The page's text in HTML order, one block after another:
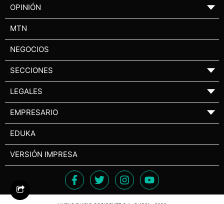
OPINIÓN ▼
MTN
NEGOCIOS
SECCIONES ▼
LEGALES ▼
EMPRESARIO ▼
EDUKA
VERSIÓN IMPRESA